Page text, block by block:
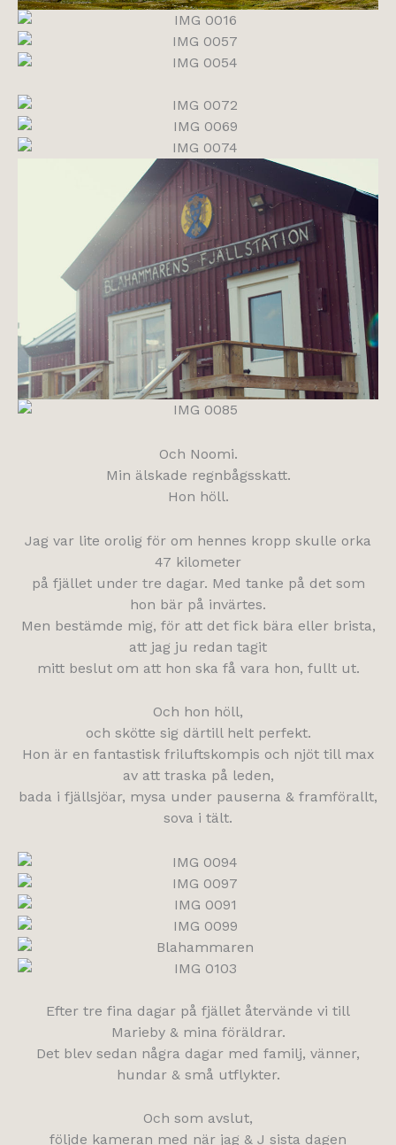
Och Noomi.
Min älskade regnbågsskatt.
Hon höll.
Jag var lite orolig för om hennes kropp skulle orka
47 kilometer
på fjället under tre dagar. Med tanke på det som
hon bär på invärtes.
Men bestämde mig, för att det fick bära eller brista,
att jag ju redan tagit
mitt beslut om att hon ska få vara hon, fullt ut.
Och hon höll,
och skötte sig därtill helt perfekt.
Hon är en fantastisk friluftskompis och njöt till max
av att traska på leden,
bada i fjällsjöar, mysa under pauserna & framförallt,
sova i tält.
Efter tre fina dagar på fjället återvände vi till
Marieby & mina föräldrar.
Det blev sedan några dagar med familj, vänner,
hundar & små utflykter.
Och som avslut,
följde kameran med när jag & J sista dagen